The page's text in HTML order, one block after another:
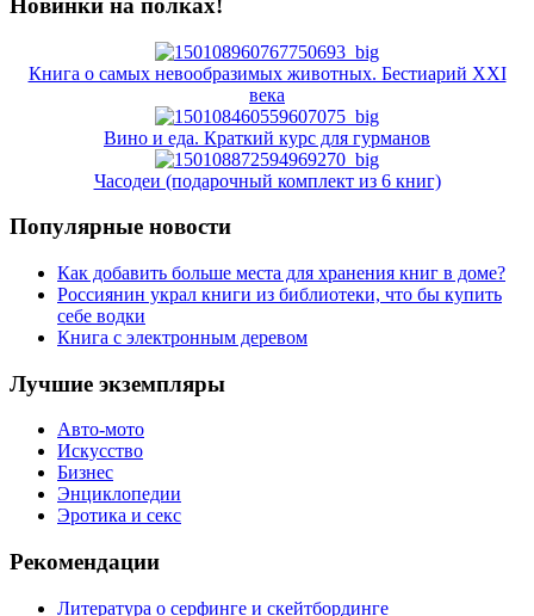
Новинки на полках!
Книга о самых невообразимых животных. Бестиарий XXI
века
Вино и еда. Краткий курс для гурманов
Часодеи (подарочный комплект из 6 книг)
Популярные новости
Как добавить больше места для хранения книг в доме?
Россиянин украл книги из библиотеки, что бы купить
себе водки
Книга с электронным деревом
Лучшие экземпляры
Авто-мото
Искусство
Бизнес
Энциклопедии
Эротика и секс
Рекомендации
Литература о серфинге и скейтбординге